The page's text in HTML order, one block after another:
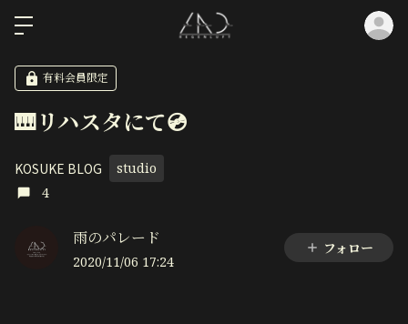
有料会員限定
🎹リハスタにて💿
KOSUKE BLOG
studio
4
雨のパレード
2020/11/06 17:24
フォロー